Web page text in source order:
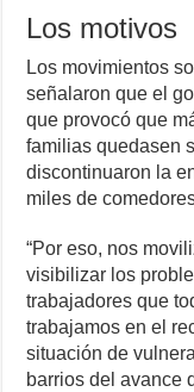
Los motivos
Los movimientos
señalaron que el
que provocó que
familias quedasen
discontinuaron la
miles de
“Por eso, nos
visibilizar los
trabajadores que
trabajamos en el
situación de
barrios del avance